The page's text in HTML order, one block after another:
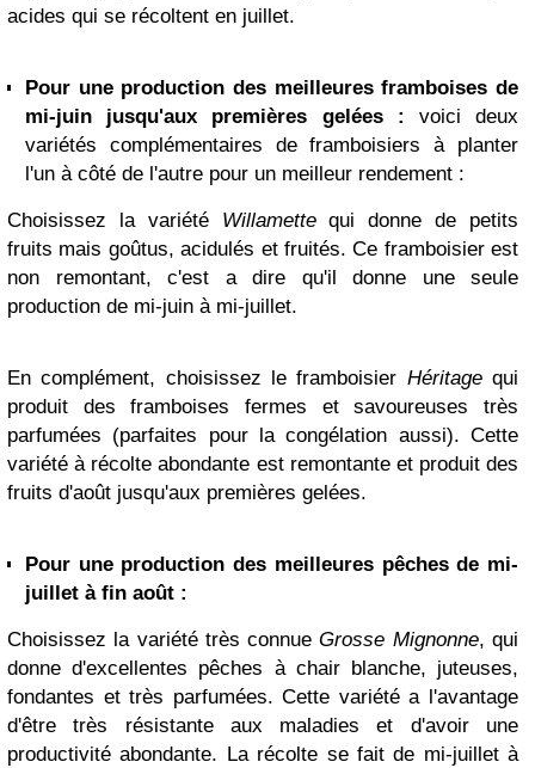
acides qui se récoltent en juillet.
Pour une production des meilleures framboises de
mi-juin jusqu'aux premières gelées : voici deux
variétés complémentaires de framboisiers à planter
l'un à côté de l'autre pour un meilleur rendement :
Choisissez la variété Willamettequi donne de petits
fruits mais goûtus, acidulés et fruités. Ce framboisier est
non remontant, c'est a dire qu'il donne une seule
production de mi-juin à mi-juillet.
En complément, choisissez le framboisier Héritagequi
produit des framboises fermes et savoureuses très
parfumées (parfaites pour la congélation aussi). Cette
variété à récolte abondante est remontante et produit des
fruits d'août jusqu'aux premières gelées.
Pour une production des meilleures pêches de mi-
juillet à fin août :
Choisissez la variété très connueGrosse Mignonne, qui
donne d'excellentes pêches à chair blanche, juteuses,
fondantes et très parfumées. Cette variété a l'avantage
d'être très résistante aux maladies et d'avoir une
productivité abondante. La récolte se fait de mi-juillet à